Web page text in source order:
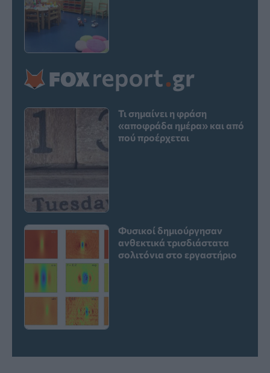
Τι σημαίνει η φράση
«αποφράδα ημέρα» και από
πού προέρχεται
Φυσικοί δημιούργησαν
ανθεκτικά τρισδιάστατα
σολιτόνια στο εργαστήριο